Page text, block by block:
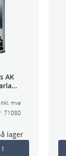
AK
inkl. mva
71080
lager
I